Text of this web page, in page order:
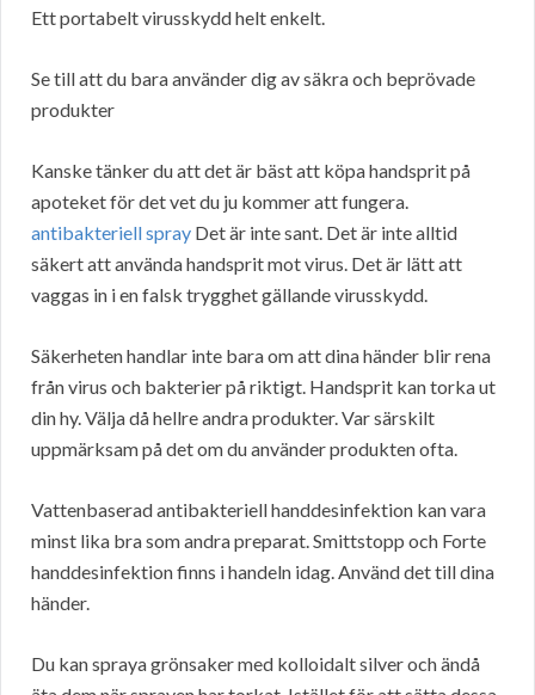
Ett portabelt virusskydd helt enkelt.
Se till att du bara använder dig av säkra och beprövade
produkter
Kanske tänker du att det är bäst att köpa handsprit på
apoteket för det vet du ju kommer att fungera.
antibakteriell spray Det är inte sant. Det är inte alltid
säkert att använda handsprit mot virus. Det är lätt att
vaggas in i en falsk trygghet gällande virusskydd.
Säkerheten handlar inte bara om att dina händer blir rena
från virus och bakterier på riktigt. Handsprit kan torka ut
din hy. Välja då hellre andra produkter. Var särskilt
uppmärksam på det om du använder produkten ofta.
Vattenbaserad antibakteriell handdesinfektion kan vara
minst lika bra som andra preparat. Smittstopp och Forte
handdesinfektion finns i handeln idag. Använd det till dina
händer.
Du kan spraya grönsaker med kolloidalt silver och ändå